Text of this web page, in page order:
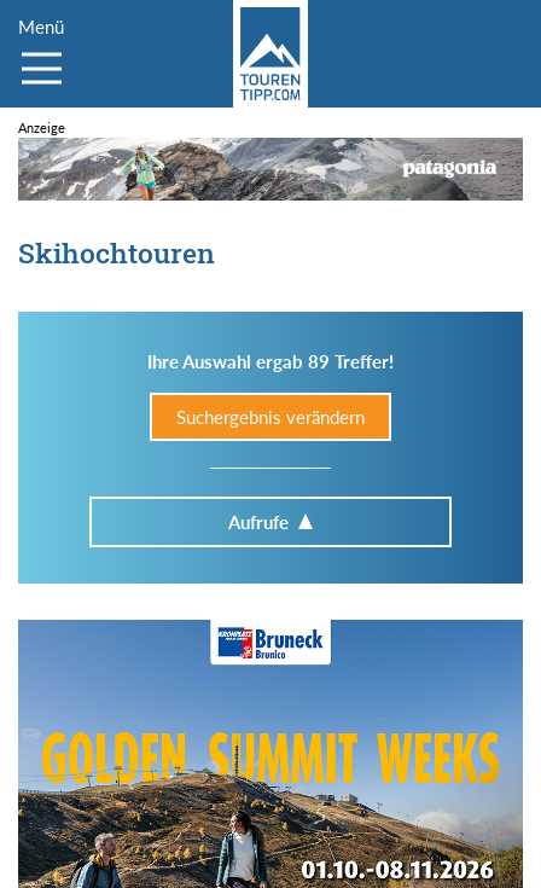
Menü
Skihochtouren
Ihre Auswahl ergab 89 Treffer!
Suchergebnis verändern
Aufrufe
Im Tourenarchiv suchen
Region: